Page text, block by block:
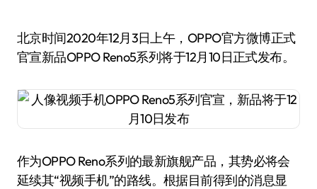
北京时间2020年12月3日上午，OPPO官方微博正式
官宣新品OPPO Reno5系列将于12月10日正式发布。
作为OPPO Reno系列的最新旗舰产品，其势必将会
延续其“视频手机”的路线。根据目前得到的消息显